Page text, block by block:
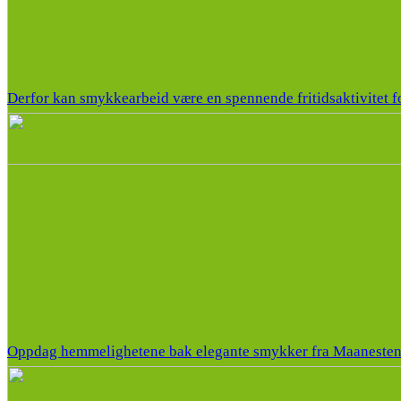
Derfor kan smykkearbeid være en spennende fritidsaktivitet
Oppdag hemmelighetene bak elegante smykker fra Maanesten